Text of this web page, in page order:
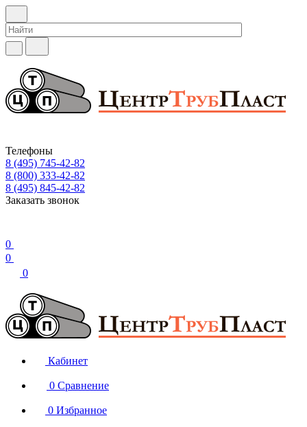
Телефоны
8 (495) 745-42-82
8 (800) 333-42-82
8 (495) 845-42-82
Заказать звонок
0
0
0
Кабинет
0 Сравнение
0 Избранное